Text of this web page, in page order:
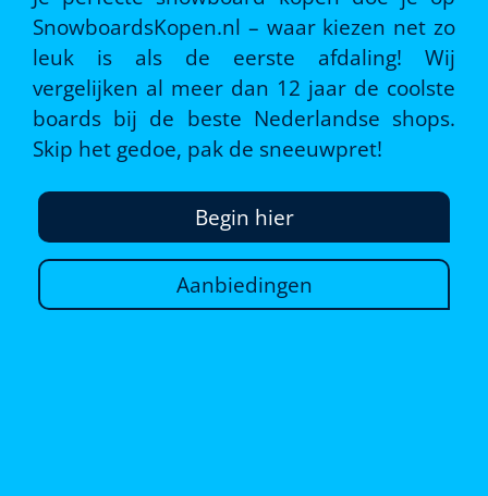
SnowboardsKopen.nl – waar kiezen net zo
leuk is als de eerste afdaling! Wij
vergelijken al meer dan 12 jaar de coolste
boards bij de beste Nederlandse shops.
Skip het gedoe, pak de sneeuwpret!
Begin hier
Aanbiedingen